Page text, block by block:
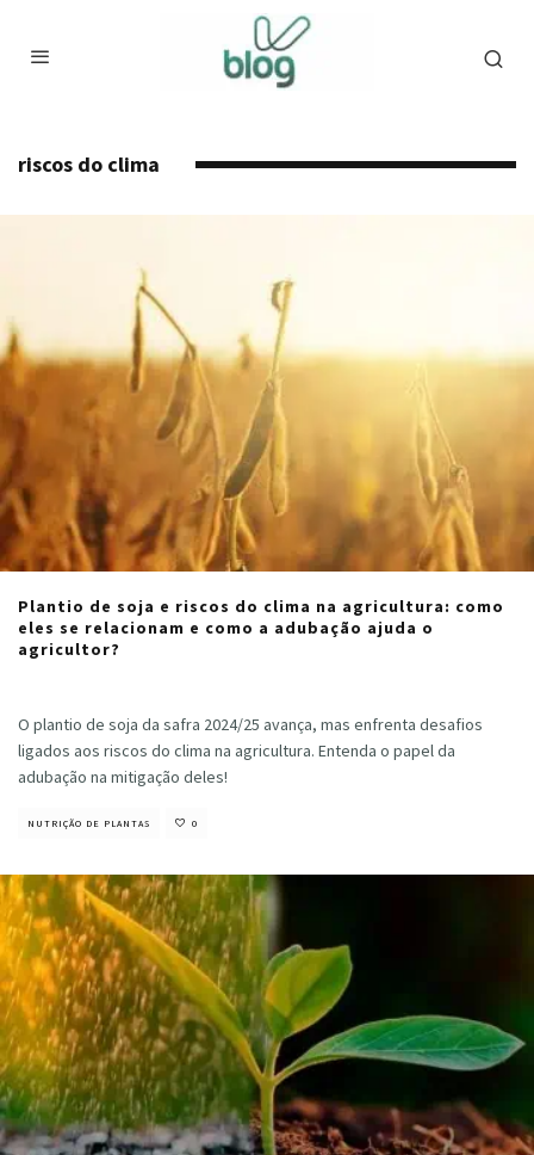
riscos do clima
Plantio de soja e riscos do clima na agricultura: como
eles se relacionam e como a adubação ajuda o
agricultor?
O plantio de soja da safra 2024/25 avança, mas enfrenta desafios
ligados aos riscos do clima na agricultura. Entenda o papel da
adubação na mitigação deles!
NUTRIÇÃO DE PLANTAS 0